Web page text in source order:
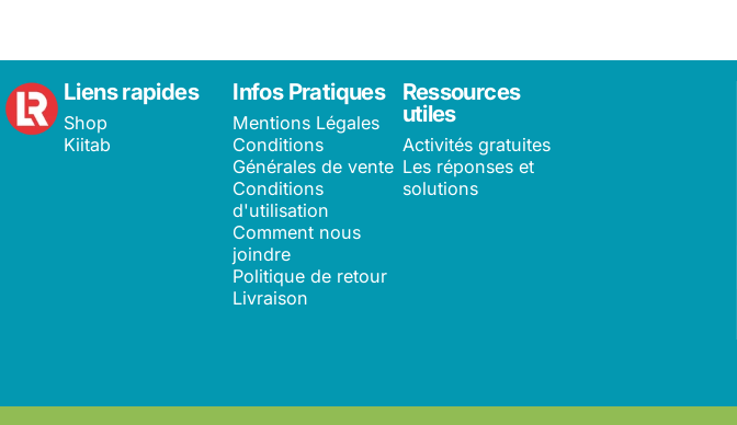
Learning Roots France
Liens rapides
Shop
Kiitab
Infos Pratiques
Mentions Légales
Conditions
Générales de vente
Conditions
d'utilisation
Comment nous
joindre
Politique de retour
Livraison
Ressources
utiles
Activités gratuites
Les réponses et
solutions